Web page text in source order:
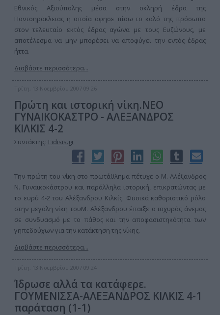
Εθνικός Αξιούπολης μέσα στην σκληρή έδρα της
Ποντοηράκλειας η οποία άφησε πίσω το καλό της πρόσωπο
στον τελευταίο εκτός έδρας αγώνα με τους Ευζώνους, με
αποτέλεσμα να μην μπορέσει να αποφύγει την εντός έδρας
ήττα.
Διαβάστε περισσότερα...
Τρίτη, 13 Νοεμβρίου 2007 09:26
Πρώτη και ιστορική νίκη.ΝΕΟ
ΓΥΝΑΙΚΟΚΑΣΤΡΟ - ΑΛΕΞΑΝΔΡΟΣ
ΚΙΛΚΙΣ 4-2
Συντάκτης: Eidisis.gr
Την πρώτη του νίκη στο πρωτάθλημα πέτυχε ο Μ. Αλέξανδρος
Ν. Γυναικοκάστρου και παράλληλα ιστορική, επικρατώντας με
το ευρύ 4-2 του Αλέξανδρου Κιλκίς. Φυσικά καθοριστικό ρόλο
στην μεγάλη νίκη τουΜ. Αλέξανδρου έπαιξε ο ισχυρός άνεμος
σε συνδυασμό με το πάθος και την αποφασιστηκότητα των
γηπεδούχων για την κατάκτηση της νίκης.
Διαβάστε περισσότερα...
Τρίτη, 13 Νοεμβρίου 2007 09:24
Ίδρωσε αλλά τα κατάφερε.
ΓΟΥΜΕΝΙΣΣΑ-ΑΛΕΞΑΝΔΡΟΣ ΚΙΛΚΙΣ 4-1
παράταση (1-1)